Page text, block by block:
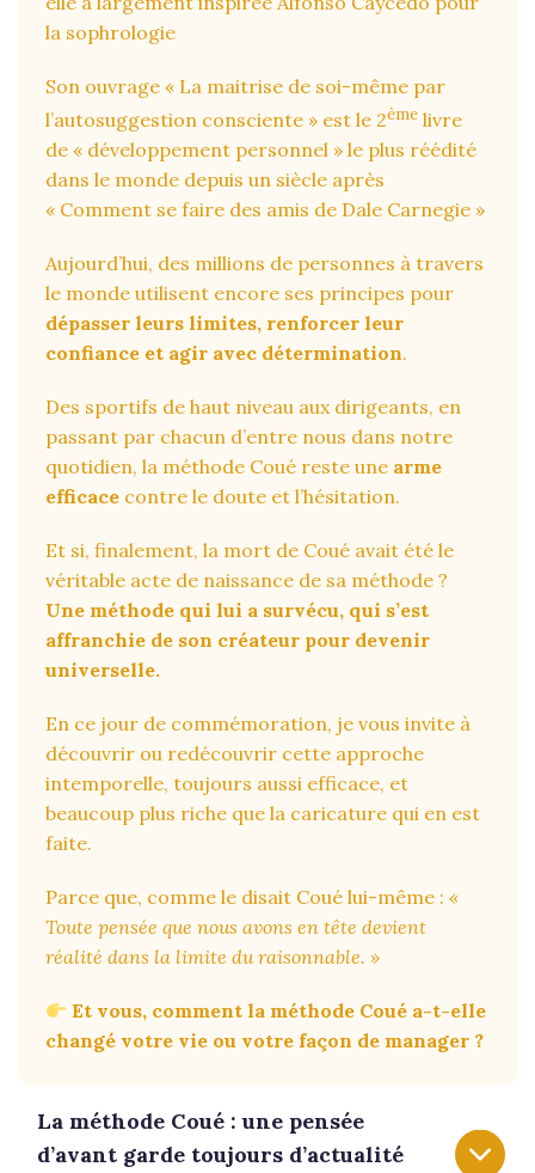
la sophrologie
Son ouvrage « La maitrise de soi-même par
l’autosuggestion consciente » est le 2ème livre
de « développement personnel » le plus réédité
dans le monde depuis un siècle après
« Comment se faire des amis de Dale Carnegie »
Aujourd’hui, des millions de personnes à travers
le monde utilisent encore ses principes pour
dépasser leurs limites, renforcer leur
confiance et agir avec détermination.
Des sportifs de haut niveau aux dirigeants, en
passant par chacun d’entre nous dans notre
quotidien, la méthode Coué reste une arme
efficace contre le doute et l’hésitation.
Et si, finalement, la mort de Coué avait été le
véritable acte de naissance de sa méthode ?
Une méthode qui lui a survécu, qui s’est
affranchie de son créateur pour devenir
universelle.
En ce jour de commémoration, je vous invite à
découvrir ou redécouvrir cette approche
intemporelle, toujours aussi efficace, et
beaucoup plus riche que la caricature qui en est
faite.
Parce que, comme le disait Coué lui-même : «
Toute pensée que nous avons en tête devient
réalité dans la limite du raisonnable. »
Et vous, comment la méthode Coué a-t-elle
changé votre vie ou votre façon de manager ?
La méthode Coué : une pensée
d’avant garde toujours d’actualité